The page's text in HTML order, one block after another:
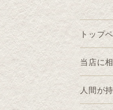
トップ
当店に
人間が